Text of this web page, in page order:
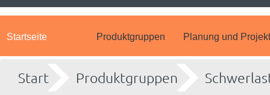
Startseite Produktgruppen Planung und
Start Produktgruppen